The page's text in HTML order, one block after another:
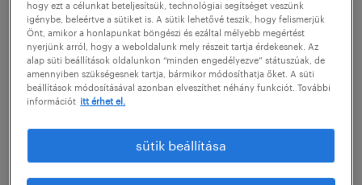
nagyban segíthetnek a rossz szokások
megfékezésében és az egészség
megőrzésében munkahelyünkön is, emellett
felkészítik testünket a munka utáni
testmozgásra.
Jelenleg egy átlagos magyar munkavállaló
nagyjából 36 órát dolgozik hetente,
hogy ezt a célunkat beteljesítsük, technológiai segítséget veszünk
igénybe, beleértve a sütiket is. A sütik lehetővé teszik, hogy felismerjük
Önt, amikor a honlapunkat böngészi és ezáltal mélyebb megértést
nyerjünk arról, hogy a weboldalunk mely részeit tartja érdekesnek. Az
alap süti beállítások oldalunkon “minden engedélyezve” státuszúak, de
amennyiben szükségesnek tartja, bármikor módosíthatja őket. A süti
beállítások módosításával azonban elveszíthet néhány funkciót. További
információt itt érhet el.
sütik beállítása